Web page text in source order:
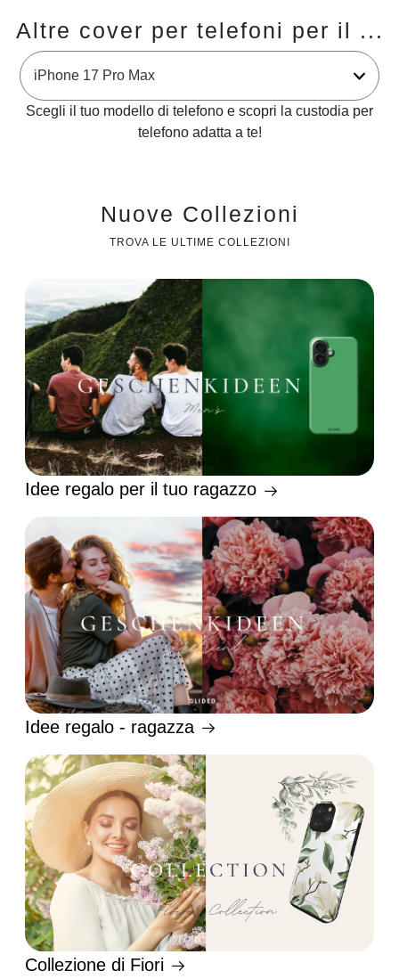
Altre cover per telefoni per il ...
Scegli il tuo modello di telefono e scopri la custodia per
telefono adatta a te!
Nuove Collezioni
TROVA LE ULTIME COLLEZIONI
Idee regalo per il tuo ragazzo
Idee regalo - ragazza
Collezione di Fiori